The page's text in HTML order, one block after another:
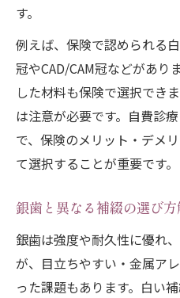
補綴物の特徴と保険
補綴物それぞ
補綴物一覧か
CAD/CAM冠の
硬質レジン前
補綴物ごとの耐
す。
例えば、保険で認められる
冠やCAD/CAM冠などがあり
した材料も保険で選択でき
は注意が必要です。自費診
で、保険のメリット・デメ
て選択することが重要です。
銀歯と異なる補綴の選び
銀歯は強度や耐久性に優れ
が、目立ちやすい・金属ア
った課題もあります。白い